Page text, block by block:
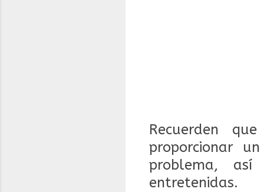
Recuerden
proporcionar
problema, así
entretenidas.